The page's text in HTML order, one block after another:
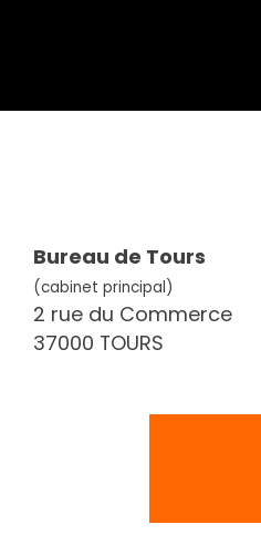
Bureau de Tours
(cabinet principal)
2 rue du Commerce
37000 TOURS